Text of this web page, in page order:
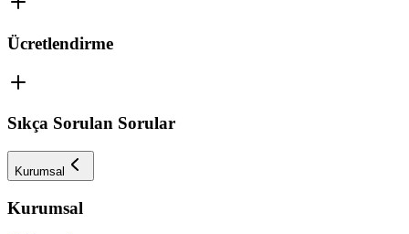
Ücretlendirme
Sıkça Sorulan Sorular
Kurumsal
Kurumsal